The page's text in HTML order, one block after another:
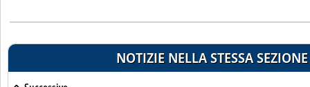
NOTIZIE NELLA STESSA SEZIONE